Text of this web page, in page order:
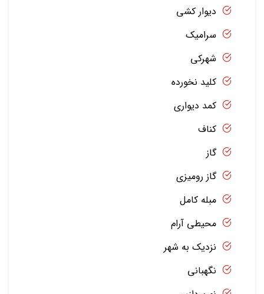
دیوار کشی
سرامیک
شهرکی
کلید نخورده
کمد دیواری
کناف
گاز
گاز رومیزی
مبله کامل
محیطی آرام
نزدیک به شهر
نگهبانی